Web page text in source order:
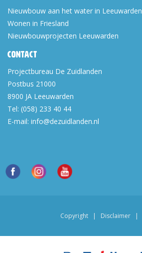
Nieuwbouw aan het water in Leeuwarden
Wonen in Friesland
Nieuwbouwprojecten Leeuwarden
Contact
Projectbureau De Zuidlanden
Postbus 21000
8900 JA Leeuwarden
Tel: (058) 233 40 44
E-mail: info@dezuidlanden.nl
Copyright | Disclaimer |